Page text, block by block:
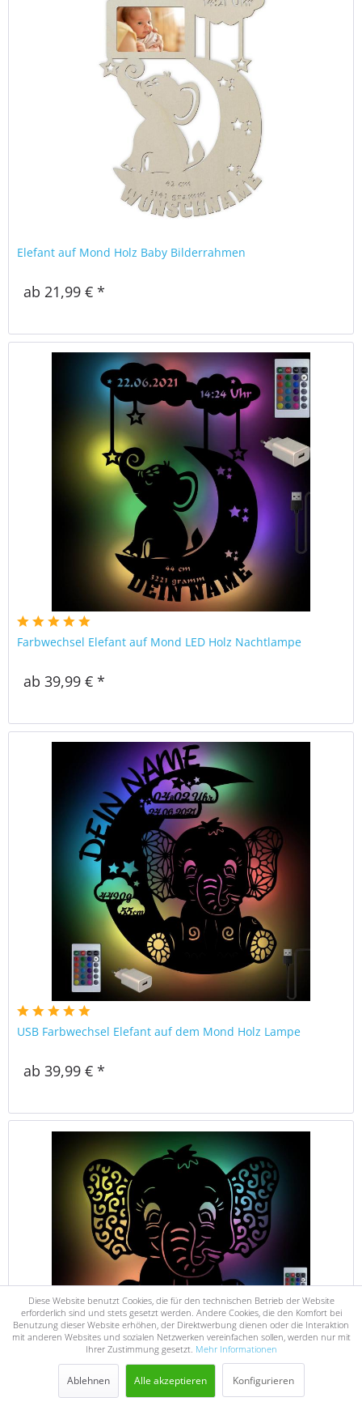
Elefant auf Mond Holz Baby Bilderrahmen
ab 21,99 € *
Farbwechsel Elefant auf Mond LED Holz Nachtlampe
ab 39,99 € *
USB Farbwechsel Elefant auf dem Mond Holz Lampe
ab 39,99 € *
Diese Website benutzt Cookies, die für den technischen Betrieb der Website
erforderlich sind und stets gesetzt werden. Andere Cookies, die den Komfort bei
Benutzung dieser Website erhöhen, der Direktwerbung dienen oder die Interaktion
mit anderen Websites und sozialen Netzwerken vereinfachen sollen, werden nur mit
Ihrer Zustimmung gesetzt. Mehr Informationen
Ablehnen Alle akzeptieren Konfigurieren